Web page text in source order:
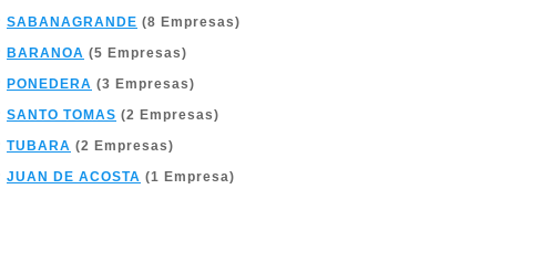
SABANAGRANDE (8 Empresas)
BARANOA (5 Empresas)
PONEDERA (3 Empresas)
SANTO TOMAS (2 Empresas)
TUBARA (2 Empresas)
JUAN DE ACOSTA (1 Empresa)